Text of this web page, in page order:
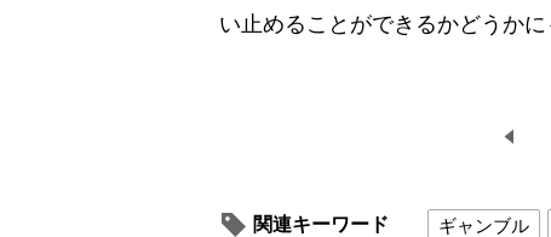
い止めることができるかどうかに
関連キーワード ギャンブル